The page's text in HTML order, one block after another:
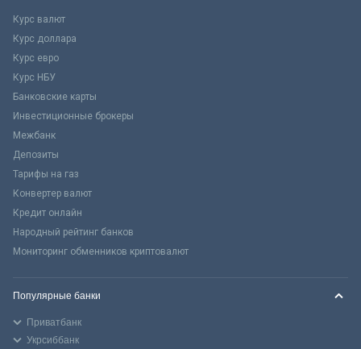
Курс валют
Курс доллара
Курс евро
Курс НБУ
Банковские карты
Инвестиционные брокеры
Межбанк
Депозиты
Тарифы на газ
Конвертер валют
Кредит онлайн
Народный рейтинг банков
Мониторинг обменников криптовалют
Популярные банки
Приватбанк
Укрсиббанк